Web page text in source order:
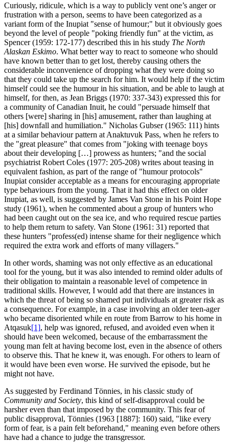
Curiously, ridicule, which is a way to publicly vent one’s anger or
frustration with a person, seems to have been categorized as a
variant form of the Inupiat "sense of humour;" but it obviously goes
beyond the level of people "poking friendly fun" at the victim, as
Spencer (1959: 172-177) described this in his study The North
Alaskan Eskimo. What better way to react to someone who should
have known better than to get lost, thereby causing others the
considerable inconvenience of dropping what they were doing so
that they could take up the search for him. It would help if the victim
himself could see the humour in his situation, and be able to laugh at
himself, for then, as Jean Briggs (1970: 337-343) expressed this for
a community of Canadian Inuit, he could "persuade himself that
others [were] sharing in [his] amusement, rather than laughing at
[his] downfall and humiliation." Nicholas Gubser (1965: 111) hints
at a similar behaviour pattern at Anaktuvuk Pass, when he refers to
the "great pleasure" that comes from "joking with teenage boys
about their developing […] prowess as hunters; "and the social
psychiatrist Robert Coles (1977: 205-208) writes about teasing in
equivalent fashion, as part of the range of "humour protocols"
Inupiat consider acceptable as a means for encouraging appropriate
type behaviours from the young. That it had this effect on older
Inupiat, as well, is suggested by James Van Stone in his Point Hope
study (1961), when he commented about a group of hunters who
had been caught out on the sea ice, and who required rescue parties
to help them return to safety. Van Stone (1961: 31) reported that
these hunters "profess(ed) intense shame for their negligence which
required the extra work and efforts of many villagers."
In other words, shaming was not only effective as an educational
tool for the young, but it was also intended to remind older adults of
their obligation to maintain a reasonable level of competence in
traditional skills. However, I would add that there are instances in
which the threat of being so shamed put individuals at greater risk as
a consequence. For example, in a case involving an older teen-ager
who became disoriented while en route from Barrow to his home in
Atqasuk[1], help was ignored, refused, and avoided even when it
should have been welcomed, because of the embarrassment the
young man felt at having become lost, even in the absence of others
to observe this. That he knew it, was enough. For others to learn of
it would have been even worse. He survived the episode, but he
might not have.
As suggested by Ferdinand Tönnies, in his classic study of
Community and Society, this kind of self-disapproval could be
harsher even than that imposed by the community. This fear of
public disapproval, Tönnies (1963 [1887]: 160) said, "like every
form of fear, is a pain felt beforehand," meaning even before others
have had a chance to judge the transgressor.